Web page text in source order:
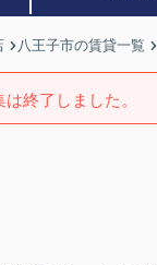
八王子市の賃貸一覧
終了しました。